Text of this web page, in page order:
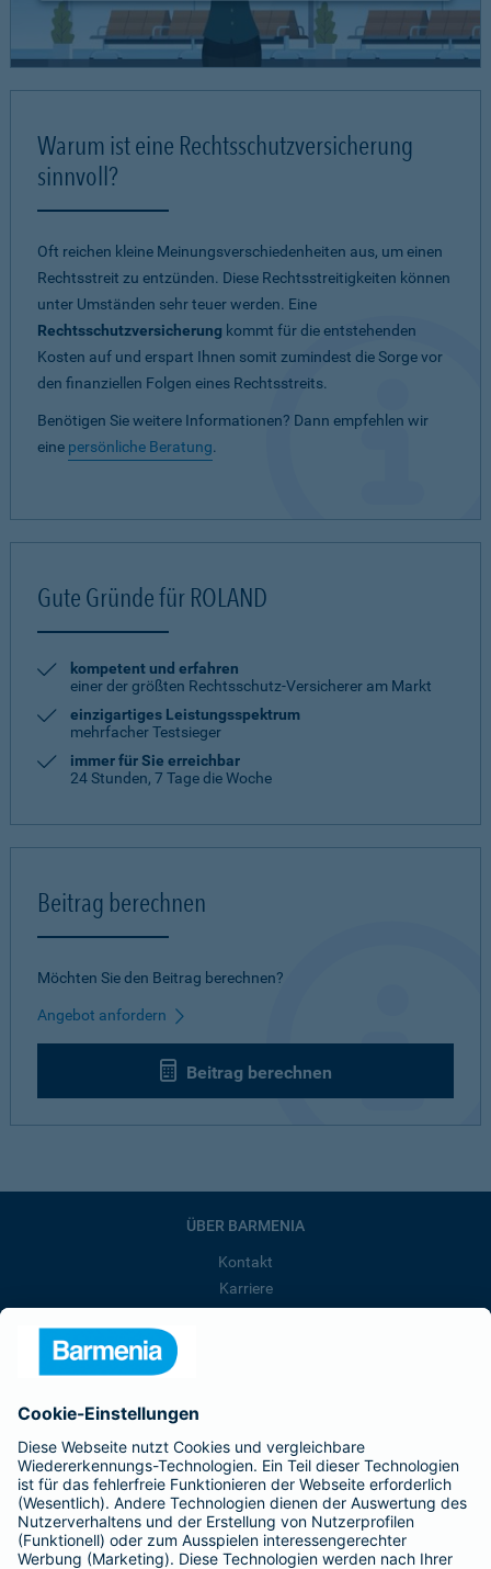
Warum ist eine Rechtsschutzversicherung
sinnvoll?
Oft reichen kleine Meinungsverschiedenheiten aus, um einen
Rechtsstreit zu entzünden. Diese Rechtsstreitigkeiten können
unter Umständen sehr teuer werden. Eine
Rechtsschutzversicherung kommt für die entstehenden
Kosten auf und erspart Ihnen somit zumindest die Sorge vor
den finanziellen Folgen eines Rechtsstreits.
Benötigen Sie weitere Informationen? Dann empfehlen wir
eine persönliche Beratung.
Gute Gründe für ROLAND
kompetent und erfahren
einer der größten Rechtsschutz-Versicherer am Markt
einzigartiges Leistungsspektrum
mehrfacher Testsieger
immer für Sie erreichbar
24 Stunden, 7 Tage die Woche
Beitrag berechnen
Möchten Sie den Beitrag berechnen?
Angebot anfordern
Beitrag berechnen
ÜBER BARMENIA
Kontakt
Karriere
Barmenia ist Teil der BarmeniaGothaer
BELIEBTE SEITEN
Kranken-Zusatzversicherung
Tierversicherungen
Haftpflichtversicherung